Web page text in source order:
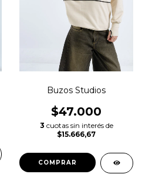
Buzos Studios
$47.000
3 cuotas sin interés de
$15.666,67
COMPRAR